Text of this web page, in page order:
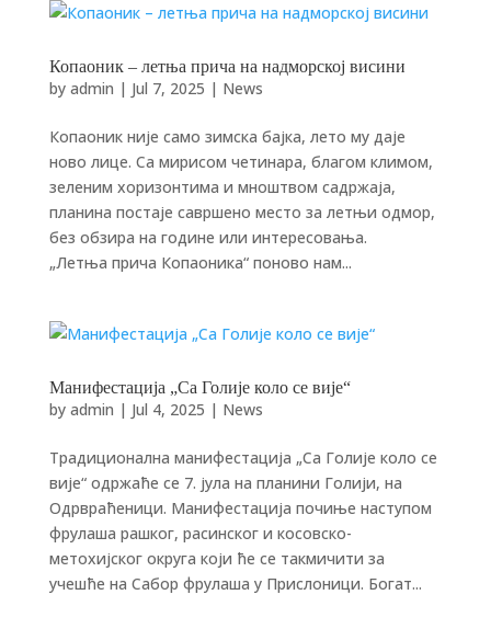
Копаоник – летња прича на надморској висини
by admin | Jul 7, 2025 | News
Копаоник није само зимска бајка, лето му даје
ново лице. Са мирисом чeтинара, благом климом,
зеленим хоризонтима и мноштвом садржаја,
планина постаје савршено место за летњи одмор,
без обзира на године или интересовања.
„Летња прича Копаоника“ поново нам...
Манифестација „Са Голије коло се вије“
by admin | Jul 4, 2025 | News
Традиционална манифестација „Са Голије коло се
вије“ одржаће се 7. јула на планини Голији, на
Одрвраћеници. Манифестација почиње наступом
фрулаша рашког, расинског и косовско-
метохијског округа који ће се такмичити за
учешће на Сабор фрулаша у Прислоници. Богат...